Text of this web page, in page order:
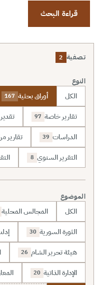
قراءة البحث
تصفية 2
النوع
الكل أوراق بحثية 167
تقارير خاصة 97
الدراسات 39 تقارير
التقرير السنوي 8
الموضوع
الكل المجالس المحلية
الثورة السورية 30
هيئة تحرير الشام 26
الإدارة الذاتية 20